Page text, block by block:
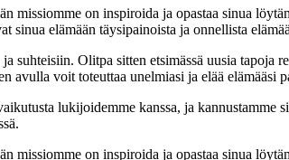
on inspiroida ja opastaa sinua
sinua elämään täysipainoista ja onnellista
Olitpa sitten etsimässä uusia tapoja
voit toteuttaa unelmiasi ja elää elämääsi
lukijoidemme kanssa, ja kannustamme
on inspiroida ja opastaa sinua